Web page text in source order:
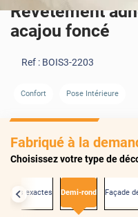
Revêtement
acajou foncé
Ref : BOIS3-2203
Confort Pose Intérieure
Fabriqué à la
Choisissez votre type de
exactes Demi-rond Façade